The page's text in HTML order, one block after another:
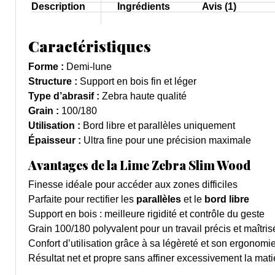
Description Ingrédients Avis (1)
Caractéristiques
Forme : Demi-lune
Structure : Support en bois fin et léger
Type d’abrasif : Zebra haute qualité
Grain : 100/180
Utilisation : Bord libre et parallèles uniquement
Épaisseur : Ultra fine pour une précision maximale
Avantages de la Lime Zebra Slim Wood
Finesse idéale pour accéder aux zones difficiles
Parfaite pour rectifier les parallèles et le bord libre
Support en bois : meilleure rigidité et contrôle du geste
Grain 100/180 polyvalent pour un travail précis et
Confort d’utilisation grâce à sa légèreté et son
Résultat net et propre sans affiner excessivement la